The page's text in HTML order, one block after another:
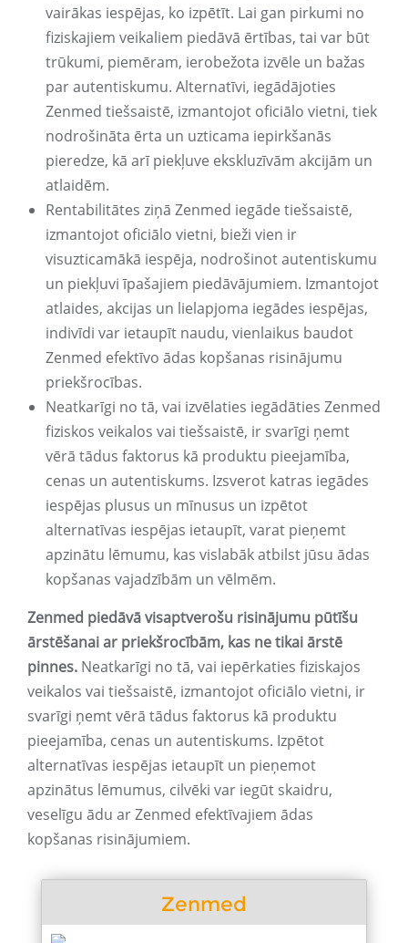
vairākas iespējas, ko izpētīt. Lai gan pirkumi no
fiziskajiem veikaliem piedāvā ērtības, tai var būt
trūkumi, piemēram, ierobežota izvēle un bažas
par autentiskumu. Alternatīvi, iegādājoties
Zenmed tiešsaistē, izmantojot oficiālo vietni, tiek
nodrošināta ērta un uzticama iepirkšanās
pieredze, kā arī piekļuve ekskluzīvām akcijām un
atlaidēm.
Rentabilitātes ziņā Zenmed iegāde tiešsaistē,
izmantojot oficiālo vietni, bieži vien ir
visuzticamākā iespēja, nodrošinot autentiskumu
un piekļuvi īpašajiem piedāvājumiem. Izmantojot
atlaides, akcijas un lielapjoma iegādes iespējas,
indivīdi var ietaupīt naudu, vienlaikus baudot
Zenmed efektīvo ādas kopšanas risinājumu
priekšrocības.
Neatkarīgi no tā, vai izvēlaties iegādāties Zenmed
fiziskos veikalos vai tiešsaistē, ir svarīgi ņemt
vērā tādus faktorus kā produktu pieejamība,
cenas un autentiskums. Izsverot katras iegādes
iespējas plusus un mīnusus un izpētot
alternatīvas iespējas ietaupīt, varat pieņemt
apzinātu lēmumu, kas vislabāk atbilst jūsu ādas
kopšanas vajadzībām un vēlmēm.
Zenmed piedāvā visaptverošu risinājumu pūtīšu
ārstēšanai ar priekšrocībām, kas ne tikai ārstē
pinnes. Neatkarīgi no tā, vai iepērkaties fiziskajos
veikalos vai tiešsaistē, izmantojot oficiālo vietni, ir
svarīgi ņemt vērā tādus faktorus kā produktu
pieejamība, cenas un autentiskums. Izpētot
alternatīvas iespējas ietaupīt un pieņemot
apzinātus lēmumus, cilvēki var iegūt skaidru,
veselīgu ādu ar Zenmed efektīvajiem ādas
kopšanas risinājumiem.
Zenmed